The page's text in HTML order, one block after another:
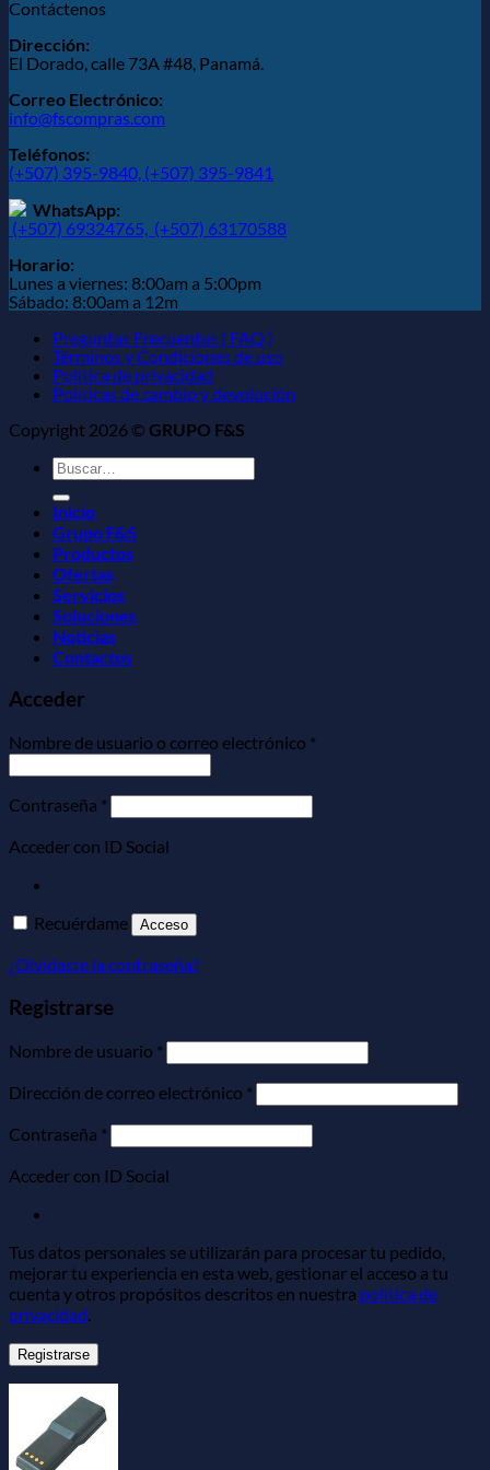
Contáctenos
Dirección:
El Dorado, calle 73A #48, Panamá.
Correo Electrónico:
info@fscompras.com
Teléfonos:
(+507) 395-9840, (+507) 395-9841
WhatsApp:
(+507) 69324765, (+507) 63170588
Horario:
Lunes a viernes: 8:00am a 5:00pm
Sábado: 8:00am a 12m
Preguntas Frecuentes ( FAQ )
Términos y Condiciones de uso
Política de privacidad
Políticas de cambio y devolución
Copyright 2026 © GRUPO F&S
Buscar
por:
Inicio
Grupo F&S
Productos
Ofertas
Servicios
Soluciones
Noticias
Contactos
Acceder
Nombre de usuario o correo electrónico *
Contraseña *
Acceder con ID Social
Recuérdame Acceso
¿Olvidaste la contraseña?
Registrarse
Nombre de usuario * Obligatorio
Dirección de correo electrónico * Obligatorio
Contraseña * Obligatorio
Acceder con ID Social
Tus datos personales se utilizarán para procesar tu pedido,
mejorar tu experiencia en esta web, gestionar el acceso a tu
cuenta y otros propósitos descritos en nuestra política de
privacidad
Registrarse